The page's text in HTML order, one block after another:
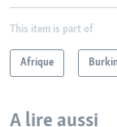
This item is part of
Afrique
A lire aussi